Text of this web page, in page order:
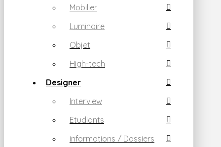
Mobilier
Luminaire
Objet
High-tech
Designer
Interview
Etudiants
informations / Dossiers